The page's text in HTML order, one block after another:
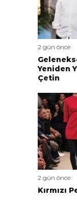
2 gün önce
Yeniden
Çetin
2 gün önce
Kırmızı